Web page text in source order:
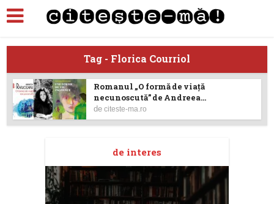
Tag - Florica Courriol
Romanul „O formă de viață
necunoscută” de Andreea...
deciteste-ma.ro
de interes